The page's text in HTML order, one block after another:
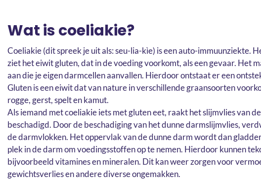
Wat is coeliakie?
Coeliakie (dit spreek je uit als: seu-lia-kìe) is een auto-immuunziekte.
ziet het eiwit gluten, dat in de voeding voorkomt, als een gevaar. Het
aan die je eigen darmcellen aanvallen. Hierdoor ontstaat er een
Gluten is een eiwit dat van nature in verschillende graansoorten
rogge, gerst, spelt en kamut.
Als iemand met coeliakie iets met gluten eet, raakt het slijmvlies van
beschadigd. Door de beschadiging van het dunne darmslijmvlies,
de darmvlokken. Het oppervlak van de dunne darm wordt dan
plek in de darm om voedingsstoffen op te nemen. Hierdoor kunnen
bijvoorbeeld vitamines en mineralen. Dit kan weer zorgen voor
gewichtsverlies en andere diverse ongemakken.